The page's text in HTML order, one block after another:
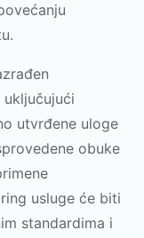
utvrđene uloge
obuke
usluge će biti
standardima i